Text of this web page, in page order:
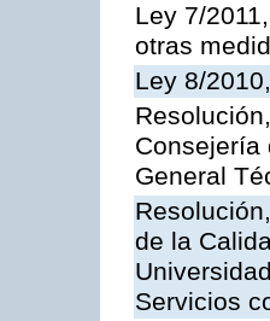
Ley 7/
otras
Ley 8/
Consejería
General
de la
Servicios